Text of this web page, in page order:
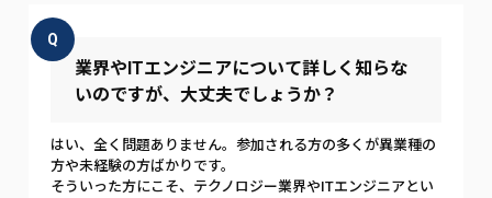
Q
業界やITエンジニアについて詳しく知らな
いのですが、大丈夫でしょうか？
はい、全く問題ありません。参加される方の多くが異業種の
方や未経験の方ばかりです。
そういった方にこそ、テクノロジー業界やITエンジニアとい